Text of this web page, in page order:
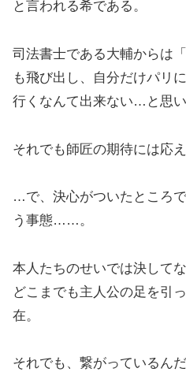
と言われる希である。
司法書士である大輔からは
も飛び出し、自分だけパリに
行くなんて出来ない…と思い
それでも師匠の期待には応え
…で、決心がついたところ
う事態……。
本人たちのせいでは決してな
どこまでも主人公の足を引
在。
それでも、繋がっているん